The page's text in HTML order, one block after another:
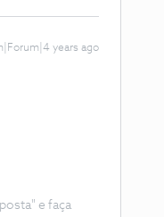
years ago
e faça